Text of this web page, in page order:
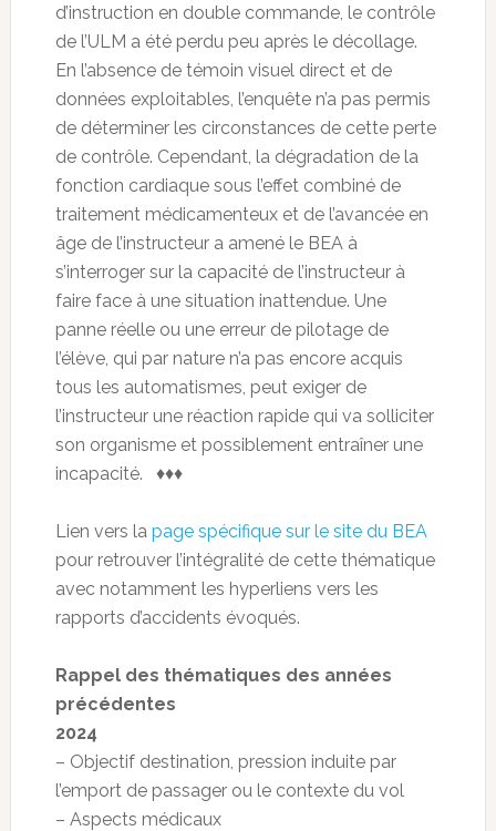
d’instruction en double commande, le contrôle
de l’ULM a été perdu peu après le décollage.
En l’absence de témoin visuel direct et de
données exploitables, l’enquête n’a pas permis
de déterminer les circonstances de cette perte
de contrôle. Cependant, la dégradation de la
fonction cardiaque sous l’effet combiné de
traitement médicamenteux et de l’avancée en
âge de l’instructeur a amené le BEA à
s’interroger sur la capacité de l’instructeur à
faire face à une situation inattendue. Une
panne réelle ou une erreur de pilotage de
l’élève, qui par nature n’a pas encore acquis
tous les automatismes, peut exiger de
l’instructeur une réaction rapide qui va solliciter
son organisme et possiblement entraîner une
incapacité. ♦♦♦
Lien vers la page spécifique sur le site du BEA
pour retrouver l’intégralité de cette thématique
avec notamment les hyperliens vers les
rapports d’accidents évoqués.
Rappel des thématiques des années
précédentes
2024
– Objectif destination, pression induite par
l’emport de passager ou le contexte du vol
– Aspects médicaux